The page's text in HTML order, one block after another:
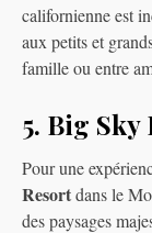
californienne est
aux petits et
famille ou entre
5. Big Sky
Pour une
Resortdans le
des paysages